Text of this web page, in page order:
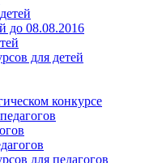
до 08.08.2016
для детей
конкурсе
для педагогов